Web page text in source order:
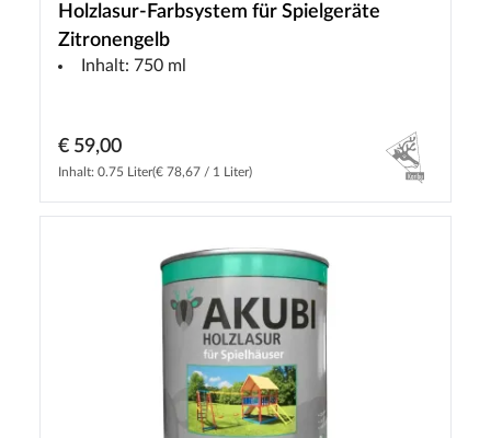
Holzlasur-Farbsystem für Spielgeräte
Zitronengelb
Inhalt: 750 ml
€ 59,00
Inhalt: 0.75 Liter(€ 78,67 / 1 Liter)